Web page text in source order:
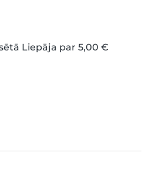
Liepāja par 5,00 €